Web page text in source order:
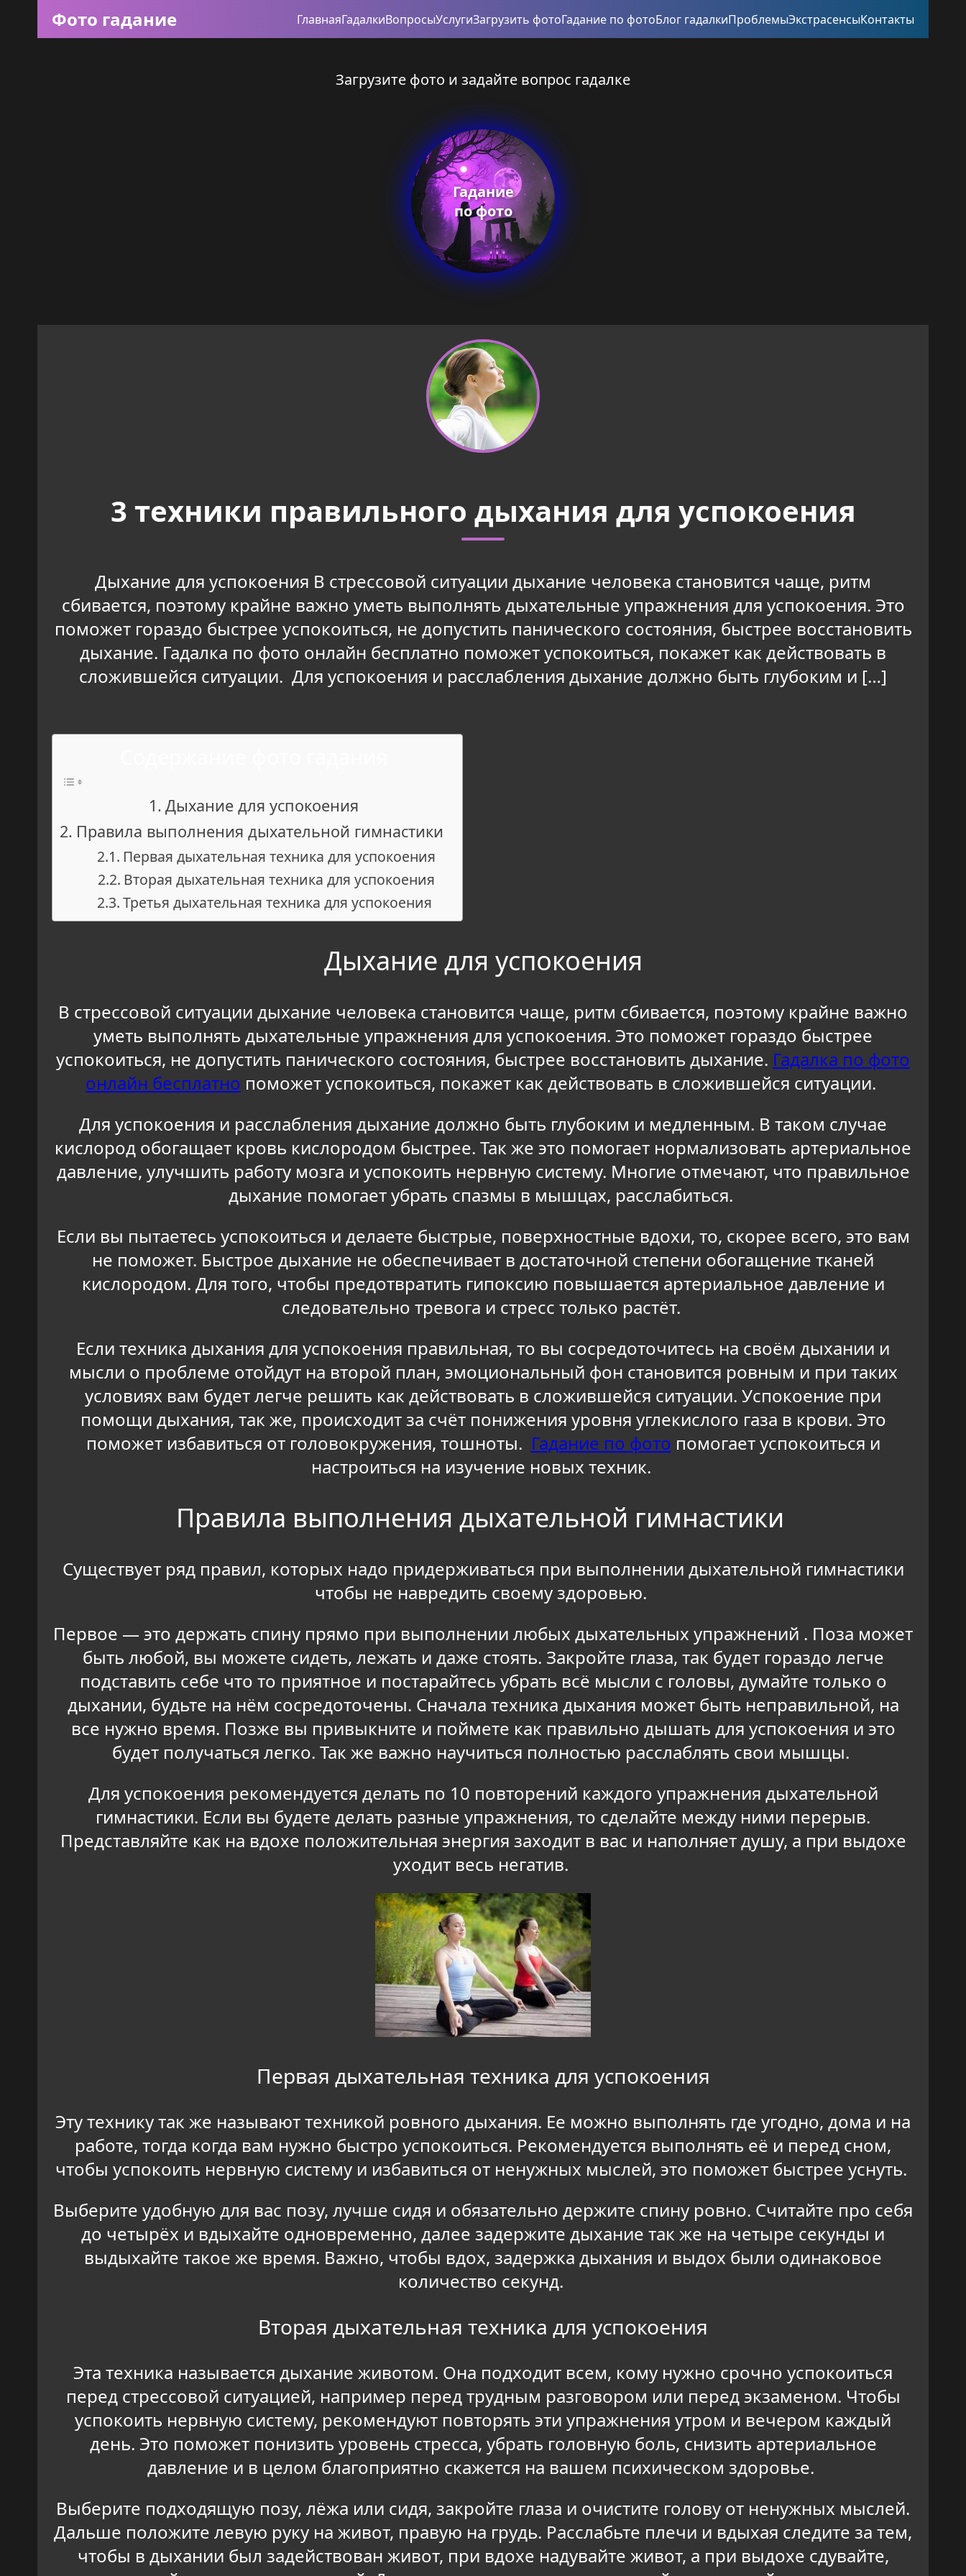
Фото гадание ГлавнаяГадалкиВопросыУслугиЗагрузить фотоГадание по фотоБлог гадалкиПроблемыЭкстрасенсыКонтакты
Загрузите фото и задайте вопрос гадалке
Гадание
по фото
3 техники правильного дыхания для успокоения
Дыхание для успокоения В стрессовой ситуации дыхание человека становится чаще, ритм
сбивается, поэтому крайне важно уметь выполнять дыхательные упражнения для успокоения. Это
поможет гораздо быстрее успокоиться, не допустить панического состояния, быстрее восстановить
дыхание. Гадалка по фото онлайн бесплатно поможет успокоиться, покажет как действовать в
сложившейся ситуации. Для успокоения и расслабления дыхание должно быть глубоким и […]
Дыхание для успокоения
Правила выполнения дыхательной гимнастики
Первая дыхательная техника для успокоения
Вторая дыхательная техника для успокоения
Третья дыхательная техника для успокоения
Дыхание для успокоения
В стрессовой ситуации дыхание человека становится чаще, ритм сбивается, поэтому крайне важно
уметь выполнять дыхательные упражнения для успокоения. Это поможет гораздо быстрее
успокоиться, не допустить панического состояния, быстрее восстановить дыхание. Гадалка по фото
онлайн бесплатно поможет успокоиться, покажет как действовать в сложившейся ситуации.
Для успокоения и расслабления дыхание должно быть глубоким и медленным. В таком случае
кислород обогащает кровь кислородом быстрее. Так же это помогает нормализовать артериальное
давление, улучшить работу мозга и успокоить нервную систему. Многие отмечают, что правильное
дыхание помогает убрать спазмы в мышцах, расслабиться.
Если вы пытаетесь успокоиться и делаете быстрые, поверхностные вдохи, то, скорее всего, это вам
не поможет. Быстрое дыхание не обеспечивает в достаточной степени обогащение тканей
кислородом. Для того, чтобы предотвратить гипоксию повышается артериальное давление и
следовательно тревога и стресс только растёт.
Если техника дыхания для успокоения правильная, то вы сосредоточитесь на своём дыхании и
мысли о проблеме отойдут на второй план, эмоциональный фон становится ровным и при таких
условиях вам будет легче решить как действовать в сложившейся ситуации. Успокоение при
помощи дыхания, так же, происходит за счёт понижения уровня углекислого газа в крови. Это
поможет избавиться от головокружения, тошноты. Гадание по фото помогает успокоиться и
настроиться на изучение новых техник.
Правила выполнения дыхательной гимнастики
Существует ряд правил, которых надо придерживаться при выполнении дыхательной гимнастики
чтобы не навредить своему здоровью.
Первое — это держать спину прямо при выполнении любых дыхательных упражнений . Поза может
быть любой, вы можете сидеть, лежать и даже стоять. Закройте глаза, так будет гораздо легче
подставить себе что то приятное и постарайтесь убрать всё мысли с головы, думайте только о
дыхании, будьте на нём сосредоточены. Сначала техника дыхания может быть неправильной, на
все нужно время. Позже вы привыкните и поймете как правильно дышать для успокоения и это
будет получаться легко. Так же важно научиться полностью расслаблять свои мышцы.
Для успокоения рекомендуется делать по 10 повторений каждого упражнения дыхательной
гимнастики. Если вы будете делать разные упражнения, то сделайте между ними перерыв.
Представляйте как на вдохе положительная энергия заходит в вас и наполняет душу, а при выдохе
уходит весь негатив.
Первая дыхательная техника для успокоения
Эту технику так же называют техникой ровного дыхания. Ее можно выполнять где угодно, дома и на
работе, тогда когда вам нужно быстро успокоиться. Рекомендуется выполнять её и перед сном,
чтобы успокоить нервную систему и избавиться от ненужных мыслей, это поможет быстрее уснуть.
Выберите удобную для вас позу, лучше сидя и обязательно держите спину ровно. Считайте про себя
до четырёх и вдыхайте одновременно, далее задержите дыхание так же на четыре секунды и
выдыхайте такое же время. Важно, чтобы вдох, задержка дыхания и выдох были одинаковое
количество секунд.
Вторая дыхательная техника для успокоения
Эта техника называется дыхание животом. Она подходит всем, кому нужно срочно успокоиться
перед стрессовой ситуацией, например перед трудным разговором или перед экзаменом. Чтобы
успокоить нервную систему, рекомендуют повторять эти упражнения утром и вечером каждый
день. Это поможет понизить уровень стресса, убрать головную боль, снизить артериальное
давление и в целом благоприятно скажется на вашем психическом здоровье.
Выберите подходящую позу, лёжа или сидя, закройте глаза и очистите голову от ненужных мыслей.
Дальше положите левую руку на живот, правую на грудь. Расслабьте плечи и вдыхая следите за тем,
чтобы в дыхании был задействован живот, при вдохе надувайте живот, а при выдохе сдувайте,